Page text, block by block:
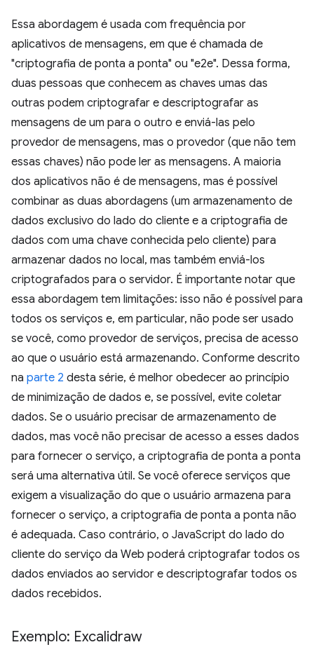
Essa abordagem é usada com frequência por
aplicativos de mensagens, em que é chamada de
"criptografia de ponta a ponta" ou "e2e". Dessa forma,
duas pessoas que conhecem as chaves umas das
outras podem criptografar e descriptografar as
mensagens de um para o outro e enviá-las pelo
provedor de mensagens, mas o provedor (que não tem
essas chaves) não pode ler as mensagens. A maioria
dos aplicativos não é de mensagens, mas é possível
combinar as duas abordagens (um armazenamento de
dados exclusivo do lado do cliente e a criptografia de
dados com uma chave conhecida pelo cliente) para
armazenar dados no local, mas também enviá-los
criptografados para o servidor. É importante notar que
essa abordagem tem limitações: isso não é possível para
todos os serviços e, em particular, não pode ser usado
se você, como provedor de serviços, precisa de acesso
ao que o usuário está armazenando. Conforme descrito
na parte 2 desta série, é melhor obedecer ao princípio
de minimização de dados e, se possível, evite coletar
dados. Se o usuário precisar de armazenamento de
dados, mas você não precisar de acesso a esses dados
para fornecer o serviço, a criptografia de ponta a ponta
será uma alternativa útil. Se você oferece serviços que
exigem a visualização do que o usuário armazena para
fornecer o serviço, a criptografia de ponta a ponta não
é adequada. Caso contrário, o JavaScript do lado do
cliente do serviço da Web poderá criptografar todos os
dados enviados ao servidor e descriptografar todos os
dados recebidos.
Exemplo: Excalidraw